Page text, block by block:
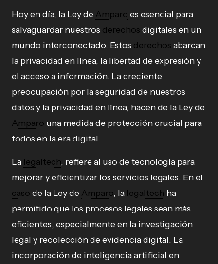
Hoy en día, la Ley de Amparo es esencial para
salvaguardar nuestros derechos digitales en un
mundo interconectado. Estos derechos abarcan
la privacidad en línea, la libertad de expresión y
el acceso a información. La creciente
preocupación por la seguridad de nuestros
datos y la privacidad en línea, hacen de la Ley de
Amparo una medida de protección crucial para
todos en la era digital.
La legaltech, refiere al uso de tecnología para
mejorar y eficientizar los servicios legales. En el
caso de la Ley de Amparo, la legaltech ha
permitido que los procesos legales sean más
eficientes, especialmente en la investigación
legal y recolección de evidencia digital. La
incorporación de inteligencia artificial en